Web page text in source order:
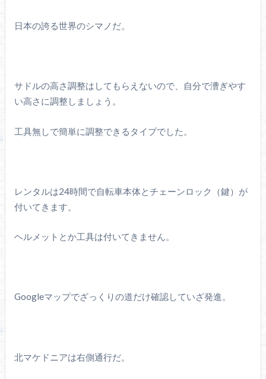
日本の誇る世界のシマノだ。
サドルの高さ調整はしてもらえないので、自分で漕ぎやす
い高さに調整しましょう。
工具無しで簡単に調整できるタイプでした。
レンタルは24時間で自転車本体とチェーンロック（鍵）が
付いてきます。
ヘルメットとか工具は付いてきません。
Googleマップでざっくりの道だけ確認していざ発進。
北マケドニアは右側通行だ。